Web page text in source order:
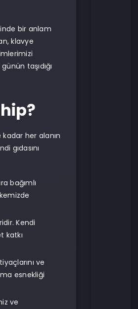
bir anlam
klavye
taşıdığı
her alanın
gıdasını
bağımlı
Kendi
katkı
ve
esnekliği
ve